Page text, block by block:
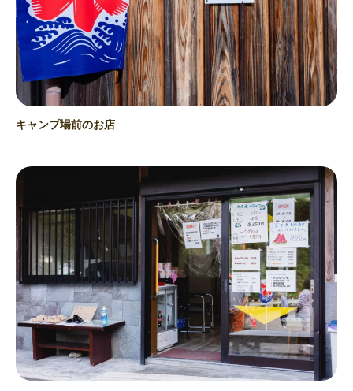
キャンプ場前のお店